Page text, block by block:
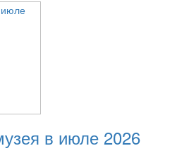
в июле 2026